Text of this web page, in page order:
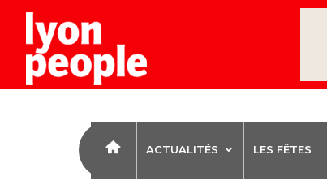
ACTUALITÉS LES FÊTES